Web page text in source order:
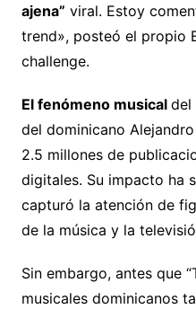
ajena” viral. Estoy
trend», posteó el propio
challenge.
El fenómeno musical del
del dominicano
2.5 millones de
digitales. Su impacto ha
capturó la atención de
de la música y la
Sin embargo, antes que
musicales dominicanos